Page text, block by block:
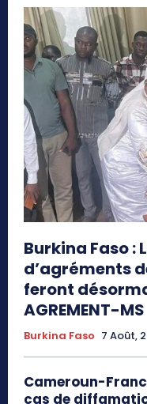
Burkina Faso :
d’agréments
feront
AGREMENT-MS
Burkina Faso 7 Août,
Cameroun-
cas de